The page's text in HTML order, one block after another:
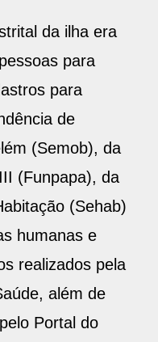
da ilha era
para
para
de
(Semob), da
(Funpapa), da
(Sehab)
humanas e
realizados pela
além de
Portal do